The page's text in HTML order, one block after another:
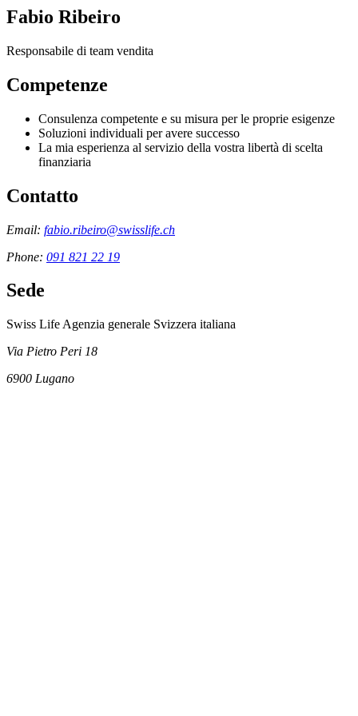
Fabio Ribeiro
Responsabile di team vendita
Competenze
Consulenza competente e su misura per le proprie esigenze
Soluzioni individuali per avere successo
La mia esperienza al servizio della vostra libertà di scelta
finanziaria
Contatto
Email: fabio.ribeiro@swisslife.ch
Phone: 091 821 22 19
Sede
Swiss Life Agenzia generale Svizzera italiana
Via Pietro Peri 18
6900 Lugano